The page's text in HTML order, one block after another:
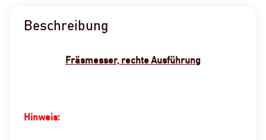
Beschreibung
Fräsmesser, rechte Ausführung
Hinweis: